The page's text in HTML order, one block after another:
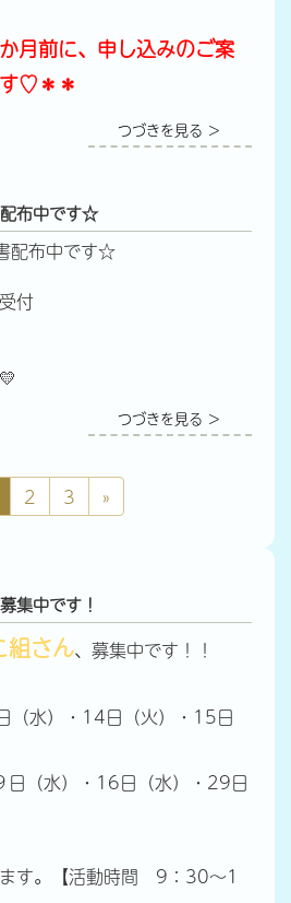
月前に、申し込みのご案
♡＊＊
つづきを見る ＞
布中です☆
配布中です☆
付
つづきを見る ＞
2 3 »
集中です！
組さん、募集中です！！
（水）・14日（火）・15日
（水）・16日（水）・29日
す。【活動時間 9：30～1